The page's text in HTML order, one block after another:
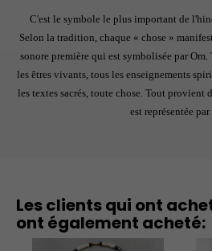
C'est le symbole le plus important de
Selon la tradition, chaque « chose »
sonore première qui est symbolisée par
les êtres vivants, tous les enseignements
les textes sacrés, toute chose. Tout
est représentée par
Les clients qui ont
ont également acheté: